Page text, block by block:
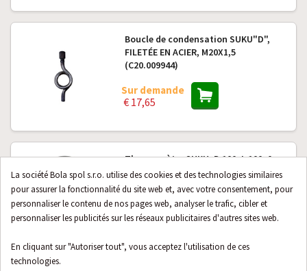
La société Bola spol s.r.o. utilise des cookies et des technologies similaires
pour assurer la fonctionnalité du site web et, avec votre consentement, pour
personnaliser le contenu de nos pages web, analyser le trafic, cibler et
personnaliser les publicités sur les réseaux publicitaires d'autres sites web.
En cliquant sur "Autoriser tout", vous acceptez l'utilisation de ces
technologies.
Boucle de condensation SUKU"D",
FILETÉE EN ACIER, M20X1,5
(C20.009944)
Sur demande
€ 17,65
Thermomètre SUKU, D 100, L 100, 0-
40°C + doigt de gant 1/2 (C31.000112)
Sur demande
€ 20,88